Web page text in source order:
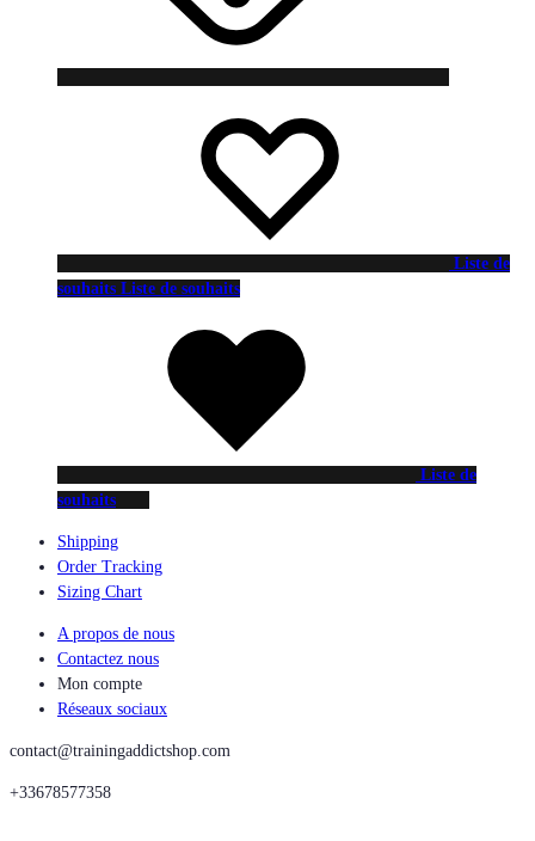
Liste de
souhaits Liste de souhaits
Liste de
souhaits
Shipping
Order Tracking
Sizing Chart
A propos de nous
Contactez nous
Mon compte
Réseaux sociaux
contact@trainingaddictshop.com
+33678577358